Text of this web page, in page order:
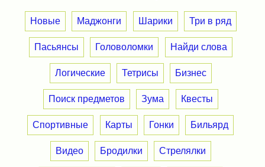
Новые Маджонги Шарики Три в ряд
Пасьянсы Головоломки Найди слова
Логические Тетрисы Бизнес
Поиск предметов Зума Квесты
Спортивные Карты Гонки Бильярд
Видео Бродилки Стрелялки